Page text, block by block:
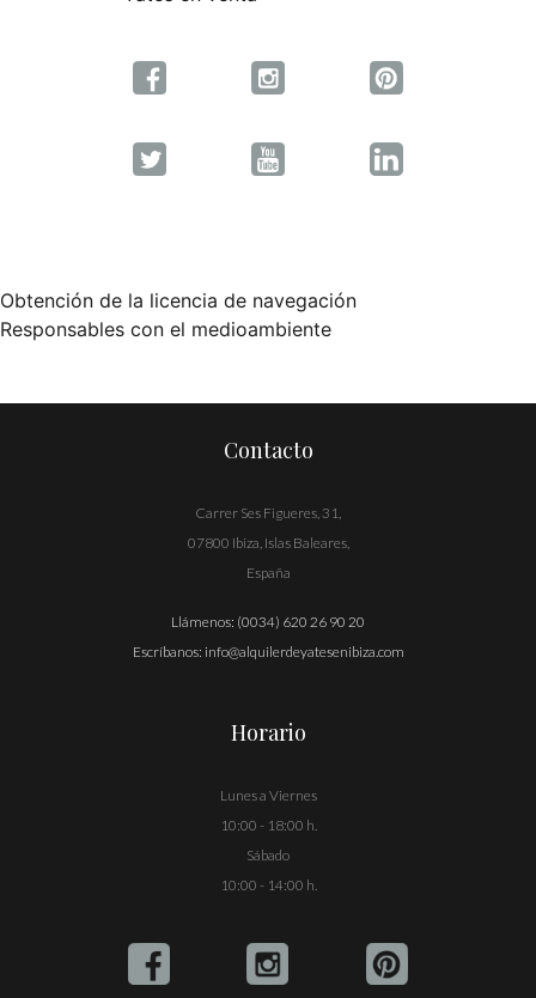
Navegación
entradas
Obtención de la licencia de navegación
Responsables con el medioambiente
Contacto
Carrer Ses Figueres, 31,
07800 Ibiza, Islas Baleares,
España
Llámenos: (0034) 620 26 90 20
Escríbanos: info@alquilerdeyatesenibiza.com
Horario
Lunes a Viernes
10:00 - 18:00 h.
Sábado
10:00 - 14:00 h.